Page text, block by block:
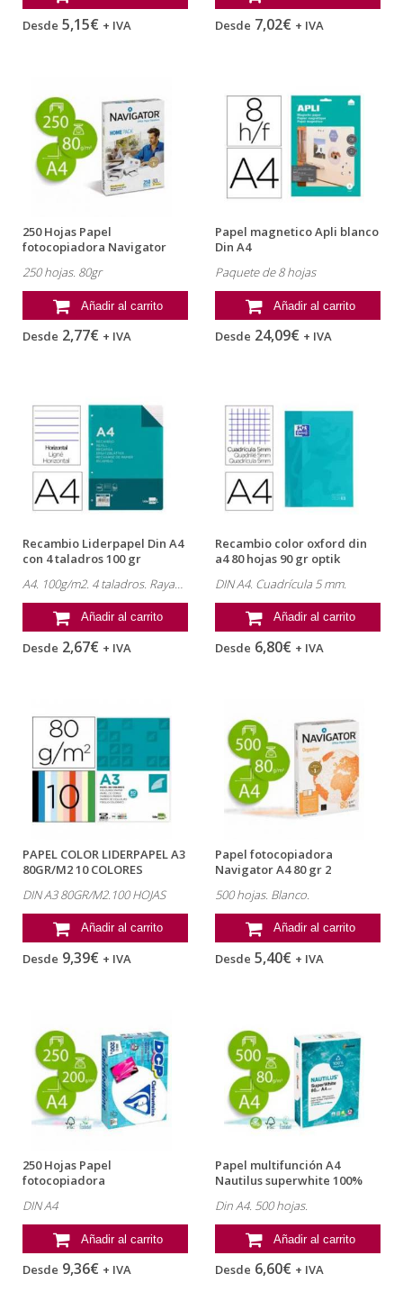
Desde 5,15€ + IVA Desde 7,02€ + IVA
250 Hojas Papel
fotocopiadora Navigator
250 hojas. 80gr
Añadir al carrito
Desde 2,77€ + IVA
Papel magnetico Apli blanco
Din A4
Paquete de 8 hojas
Añadir al carrito
Desde 24,09€ + IVA
Recambio Liderpapel Din A4
con 4 taladros 100 gr
Añadir al carrito
Desde 2,67€ + IVA
Recambio color oxford din
a4 80 hojas 90 gr optik
DIN A4. Cuadrícula 5 mm.
Añadir al carrito
Desde 6,80€ + IVA
PAPEL COLOR LIDERPAPEL A3
80GR/M2 10 COLORES
DIN A3 80GR/M2.100 HOJAS
Añadir al carrito
Desde 9,39€ + IVA
Papel fotocopiadora
Navigator A4 80 gr 2
500 hojas. Blanco.
Añadir al carrito
Desde 5,40€ + IVA
250 Hojas Papel
fotocopiadora
DIN A4
Añadir al carrito
Desde 9,36€ + IVA
Papel multifunción A4
Nautilus superwhite 100%
Din A4. 500 hojas.
Añadir al carrito
Desde 6,60€ + IVA